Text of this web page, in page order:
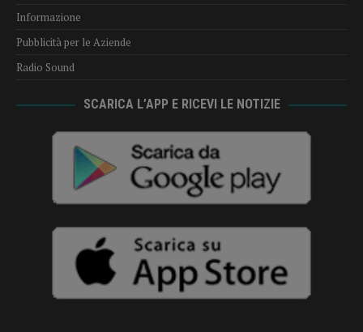
Informazione
Pubblicità per le Aziende
Radio Sound
SCARICA L’APP E RICEVI LE NOTIZIE